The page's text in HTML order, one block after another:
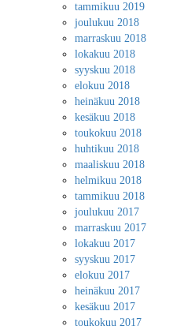
tammikuu 2019
joulukuu 2018
marraskuu 2018
lokakuu 2018
syyskuu 2018
elokuu 2018
heinäkuu 2018
kesäkuu 2018
toukokuu 2018
huhtikuu 2018
maaliskuu 2018
helmikuu 2018
tammikuu 2018
joulukuu 2017
marraskuu 2017
lokakuu 2017
syyskuu 2017
elokuu 2017
heinäkuu 2017
kesäkuu 2017
toukokuu 2017